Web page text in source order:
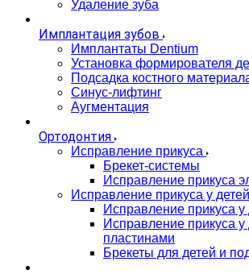
Удаление зуба
Имплантация зубов
Имплантаты Dentium
Установка формирователя
Подсадка костного
Синус-лифтинг
Аугментация
Ортодонтия
Исправление прикуса
Брекет-системы
Исправление прикуса
Исправление прикуса у детей
Исправление прикуса у
Исправление прикуса у
пластинами
Брекеты для детей и